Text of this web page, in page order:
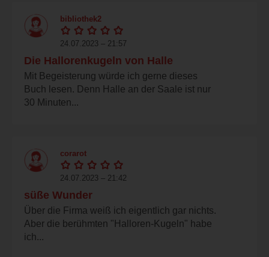
bibliothek2
24.07.2023 – 21:57
Die Hallorenkugeln von Halle
Mit Begeisterung würde ich gerne dieses
Buch lesen. Denn Halle an der Saale ist nur
30 Minuten...
corarot
24.07.2023 – 21:42
süße Wunder
Über die Firma weiß ich eigentlich gar nichts.
Aber die berühmten "Halloren-Kugeln" habe
ich...